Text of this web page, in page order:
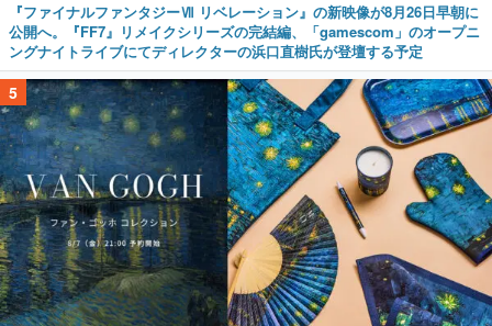
『ファイナルファンタジーⅦ リベレーション』の新映像が8月26日早朝に
公開へ。『FF7』リメイクシリーズの完結編、「gamescom」のオープニ
ングナイトライブにてディレクターの浜口直樹氏が登壇する予定
5